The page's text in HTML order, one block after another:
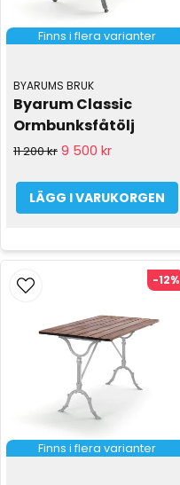
Finns i flera varianter
BYARUMS BRUK
Byarum Classic
Ormbunksfåtölj
11 200 kr 9 500 kr
LÄGG I VARUKORGEN
Finns i flera varianter
-12%